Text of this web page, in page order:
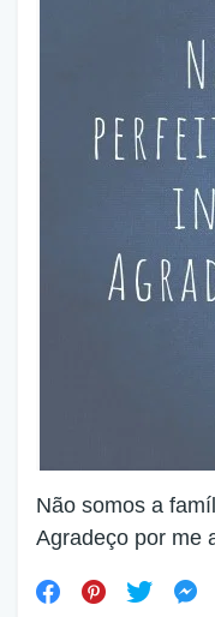
Não somos a
Agradeço por me